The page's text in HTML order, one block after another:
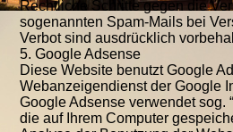
Rechtliche Schritte gegen die
sogenannten Spam-Mails bei
Verbot sind ausdrücklich
5. Google Adsense
Diese Website benutzt Google
Webanzeigendienst der Google
Google Adsense verwendet sog.
die auf Ihrem Computer